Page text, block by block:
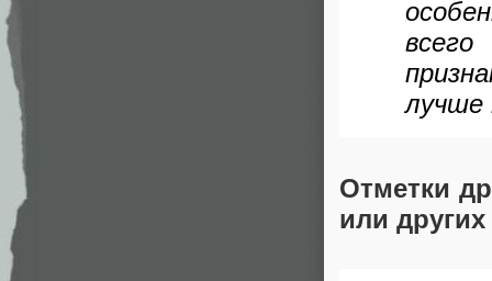
лучше
Отметки
или